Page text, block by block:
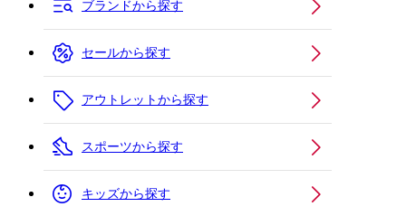
ブランドから探す
セールから探す
アウトレットから探す
スポーツから探す
キッズから探す